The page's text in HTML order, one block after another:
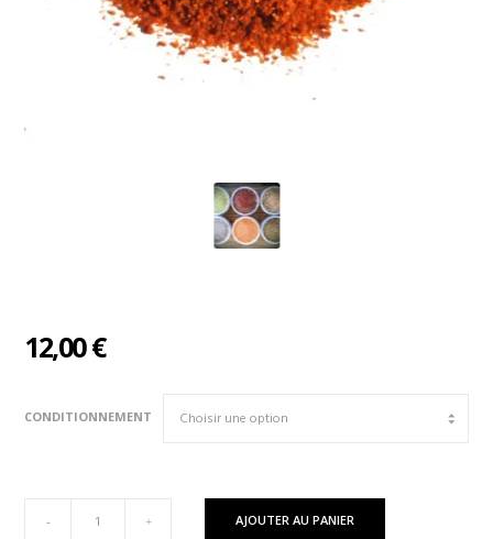
12,00€
CONDITIONNEMENT
- + AJOUTER AU PANIER